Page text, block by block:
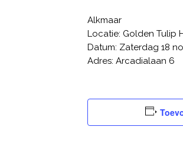
Alkmaar
Locatie: Golden Tulip
Datum: Zaterdag 18
Adres: Arcadialaan 6